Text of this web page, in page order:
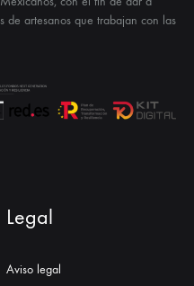
de artesanos que trabajan con las
Legal
Aviso legal